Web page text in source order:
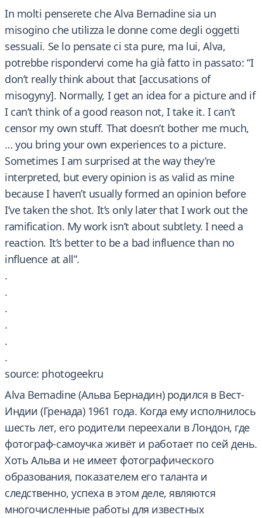
In molti penserete che Alva Bernadine sia un
misogino che utilizza le donne come degli oggetti
sessuali. Se lo pensate ci sta pure, ma lui, Alva,
potrebbe rispondervi come ha già fatto in passato: “I
don’t really think about that [accusations of
misogyny]. Normally, I get an idea for a picture and if
I can’t think of a good reason not, I take it. I can’t
censor my own stuff. That doesn’t bother me much,
… you bring your own experiences to a picture.
Sometimes I am surprised at the way they’re
interpreted, but every opinion is as valid as mine
because I haven’t usually formed an opinion before
I’ve taken the shot. It’s only later that I work out the
ramification. My work isn’t about subtlety. I need a
reaction. It’s better to be a bad influence than no
influence at all”.
.
.
.
.
.
.
source: photogeekru
Alva Bernadine (Альва Бернадин) родился в Вест-
Индии (Гренада) 1961 года. Когда ему исполнилось
шесть лет, его родители переехали в Лондон, где
фотограф-самоучка живёт и работает по сей день.
Хоть Альва и не имеет фотографического
образования, показателем его таланта и
следственно, успеха в этом деле, являются
многочисленные работы для известных